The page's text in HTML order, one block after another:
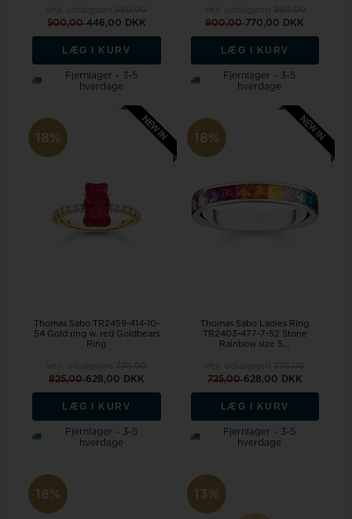
500,00446,00 DKK
LÆG I KURV
Fjernlager - 3-5
hverdage
900,00770,00 DKK
LÆG I KURV
Fjernlager - 3-5
hverdage
18%
Thomas Sabo TR2459-414-10-
54 Gold ring w. red Goldbears
Ring
825,00628,00 DKK
LÆG I KURV
Fjernlager - 3-5
hverdage
18%
Thomas Sabo Ladies Ring
TR2403-477-7-52 Stone
Rainbow size 5...
725,00628,00 DKK
LÆG I KURV
Fjernlager - 3-5
hverdage
18% 13%